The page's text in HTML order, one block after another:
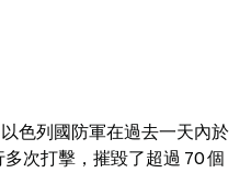
色列國防軍在過去一天內於
次打擊，摧毀了超過 70 個